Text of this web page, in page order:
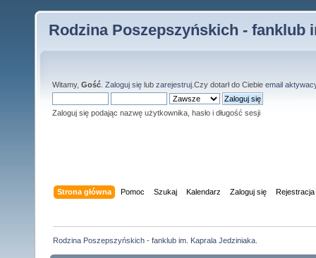
Rodzina Poszepszyńskich - fanklub
Witamy, Gość Zaloguj się lub zarejestruj .Czy dotarł do Ciebie email
Zaloguj się podając nazwę użytkownika, hasło i długość sesji
Strona główna Pomoc Szukaj Kalendarz Zaloguj się Rejestracja
Rodzina Poszepszyńskich - fanklub im. Kaprala Jedziniaka.